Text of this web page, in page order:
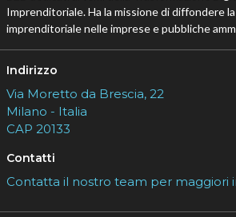
Imprenditoriale. Ha la missione di diffondere
imprenditoriale nelle imprese e pubbliche
Indirizzo
Via Moretto da Brescia, 22
Milano - Italia
CAP 20133
Contatti
Contatta il nostro team per maggiori